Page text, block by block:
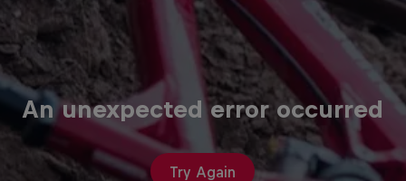
An unexpected error occurred
Try Again